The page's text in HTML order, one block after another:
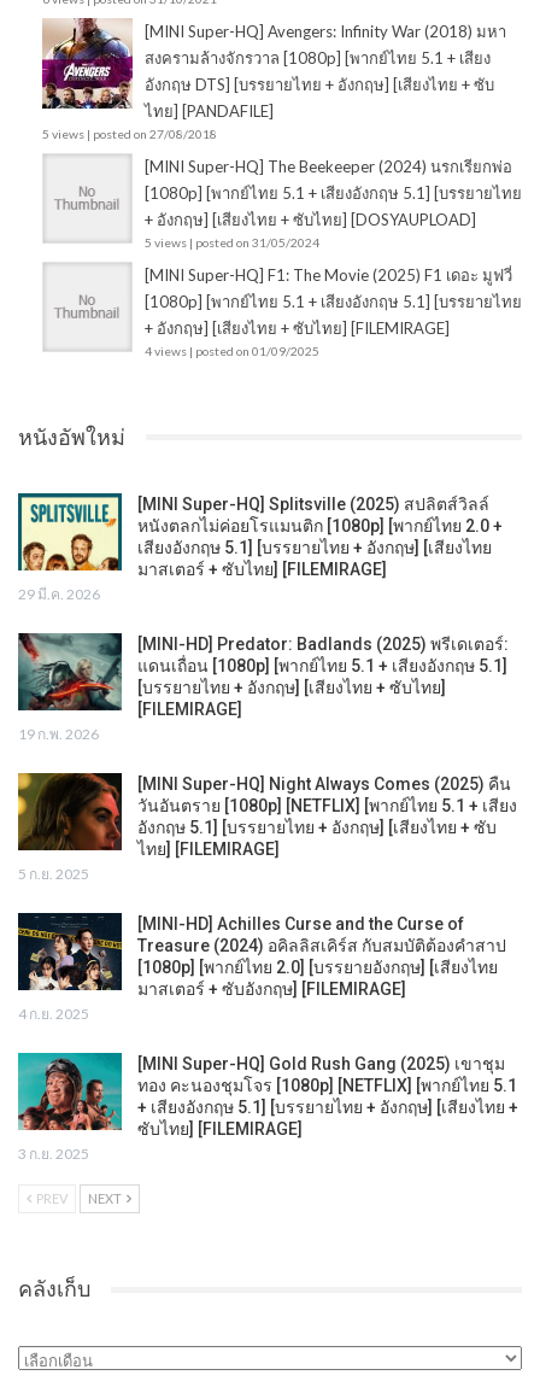
[MINI Super-HQ] Avengers: Infinity War (2018) มหา
สงครามล้างจักรวาล [1080p] [พากย์ไทย 5.1 + เสียง
อังกฤษ DTS] [บรรยายไทย + อังกฤษ] [เสียงไทย + ซับ
ไทย] [PANDAFILE]
5 views | posted on 27/08/2018
[MINI Super-HQ] The Beekeeper (2024) นรกเรียกพ่อ
[1080p] [พากย์ไทย 5.1 + เสียงอังกฤษ 5.1] [บรรยายไทย
+ อังกฤษ] [เสียงไทย + ซับไทย] [DOSYAUPLOAD]
5 views | posted on 31/05/2024
[MINI Super-HQ] F1: The Movie (2025) F1 เดอะ มูฟวี่
[1080p] [พากย์ไทย 5.1 + เสียงอังกฤษ 5.1] [บรรยายไทย
+ อังกฤษ] [เสียงไทย + ซับไทย] [FILEMIRAGE]
4 views | posted on 01/09/2025
หนังอัพใหม่
[MINI Super-HQ] Splitsville (2025) สปลิตส์วิลล์
หนังตลกไม่ค่อยโรแมนติก [1080p] [พากย์ไทย 2.0 +
เสียงอังกฤษ 5.1] [บรรยายไทย + อังกฤษ] [เสียงไทย
มาสเตอร์ + ซับไทย] [FILEMIRAGE]
29 มี.ค. 2026
[MINI-HD] Predator: Badlands (2025) พรีเดเตอร์:
แดนเถื่อน [1080p] [พากย์ไทย 5.1 + เสียงอังกฤษ 5.1]
[บรรยายไทย + อังกฤษ] [เสียงไทย + ซับไทย]
[FILEMIRAGE]
19 ก.พ. 2026
[MINI Super-HQ] Night Always Comes (2025) คืน
วันอันตราย [1080p] [NETFLIX] [พากย์ไทย 5.1 + เสียง
อังกฤษ 5.1] [บรรยายไทย + อังกฤษ] [เสียงไทย + ซับ
ไทย] [FILEMIRAGE]
5 ก.ย. 2025
[MINI-HD] Achilles Curse and the Curse of
Treasure (2024) อคิลลิสเคิร์ส กับสมบัติต้องคำสาป
[1080p] [พากย์ไทย 2.0] [บรรยายอังกฤษ] [เสียงไทย
มาสเตอร์ + ซับอังกฤษ] [FILEMIRAGE]
4 ก.ย. 2025
[MINI Super-HQ] Gold Rush Gang (2025) เขาชุม
ทอง คะนองชุมโจร [1080p] [NETFLIX] [พากย์ไทย 5.1
+ เสียงอังกฤษ 5.1] [บรรยายไทย + อังกฤษ] [เสียงไทย +
ซับไทย] [FILEMIRAGE]
3 ก.ย. 2025
PREV NEXT
คลังเก็บ
คลัง